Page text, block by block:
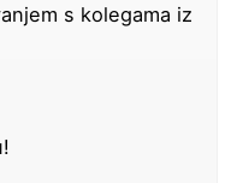
s kolegama iz